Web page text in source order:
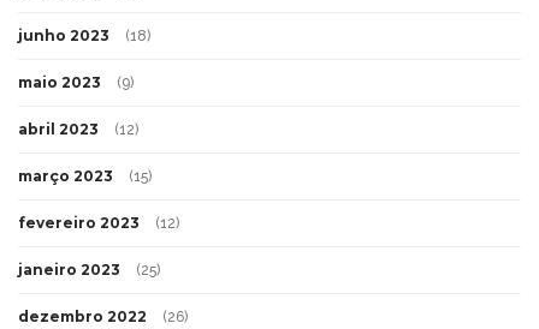
junho 2023 (18)
maio 2023 (9)
abril 2023 (12)
março 2023 (15)
fevereiro 2023 (12)
janeiro 2023 (25)
dezembro 2022 (26)